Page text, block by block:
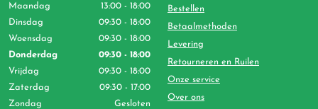
Maandag
13:00 - 18:00
Dinsdag
09:30 - 18:00
Woensdag
09:30 - 18:00
Donderdag
09:30 - 18:00
Vrijdag
09:30 - 18:00
Zaterdag
09:30 - 17:00
Zondag
Gesloten
Bestellen
Betaalmethoden
Levering
Retourneren en Ruilen
Onze service
Over ons